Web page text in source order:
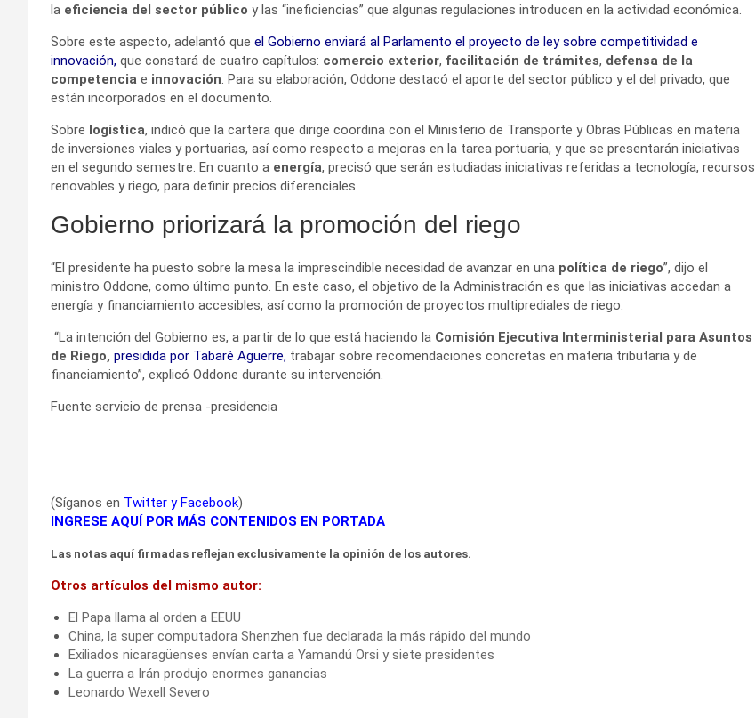
la eficiencia del sector público y las “ineficiencias” que algunas regulaciones introducen en la actividad económica.
Sobre este aspecto, adelantó que el Gobierno enviará al Parlamento el proyecto de ley sobre competitividad e
innovación, que constará de cuatro capítulos: comercio exterior, facilitación de trámites, defensa de la
competencia e innovación . Para su elaboración, Oddone destacó el aporte del sector público y el del privado, que
están incorporados en el documento.
Sobre logística, indicó que la cartera que dirige coordina con el Ministerio de Transporte y Obras Públicas en materia
de inversiones viales y portuarias, así como respecto a mejoras en la tarea portuaria, y que se presentarán iniciativas
en el segundo semestre. En cuanto a energía, precisó que serán estudiadas iniciativas referidas a tecnología, recursos
renovables y riego, para definir precios diferenciales.
Gobierno priorizará la promoción del riego
“El presidente ha puesto sobre la mesa la imprescindible necesidad de avanzar en una política de riego”, dijo el
ministro Oddone, como último punto. En este caso, el objetivo de la Administración es que las iniciativas accedan a
energía y financiamiento accesibles, así como la promoción de proyectos multiprediales de riego.
“La intención del Gobierno es, a partir de lo que está haciendo la Comisión Ejecutiva Interministerial para Asuntos
de Riego, presidida por Tabaré Aguerre, trabajar sobre recomendaciones concretas en materia tributaria y de
financiamiento”, explicó Oddone durante su intervención.
Fuente servicio de prensa -presidencia
(Síganos en Twitter yFacebook)
INGRESE AQUÍ POR MÁS CONTENIDOS EN PORTADA
Las notas aquí firmadas reflejan exclusivamente la opinión de los autores.
Otros artículos del mismo autor:
El Papa llama al orden a EEUU
China, la super computadora Shenzhen fue declarada la más rápido del mundo
Exiliados nicaragüenses envían carta a Yamandú Orsi y siete presidentes
La guerra a Irán produjo enormes ganancias
Leonardo Wexell Severo